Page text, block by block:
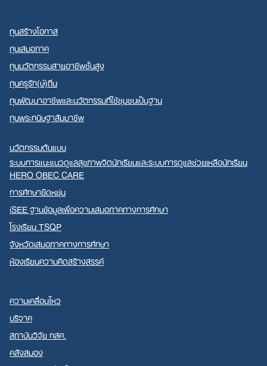
ทุนสร้างโอกาส
ทุนเสมอภาค
ทุนนวัตกรรมสายอาชีพชั้นสูง
ทุนครูรัก(ษ์)ถิ่น
ทุนพัฒนาอาชีพและนวัตกรรมที่ใช้ชุมชนเป็นฐาน
ทุนพระกนิษฐาสัมมาชีพ
นวัตกรรมต้นแบบ
ระบบการแนะแนวดูแลสุขภาพจิตนักเรียนและระบบการดูแลช่วยเหลือนักเรียน
HERO OBEC CARE
การศึกษายืดหยุ่น
iSEE ฐานข้อมูลเพื่อความเสมอภาคทางการศึกษา
โรงเรียน TSQP
จังหวัดเสมอภาคทางการศึกษา
ห้องเรียนความคิดสร้างสรรค์
ความเคลื่อนไหว
บริจาค
สถาบันวิจัย กสศ.
คลังสมอง